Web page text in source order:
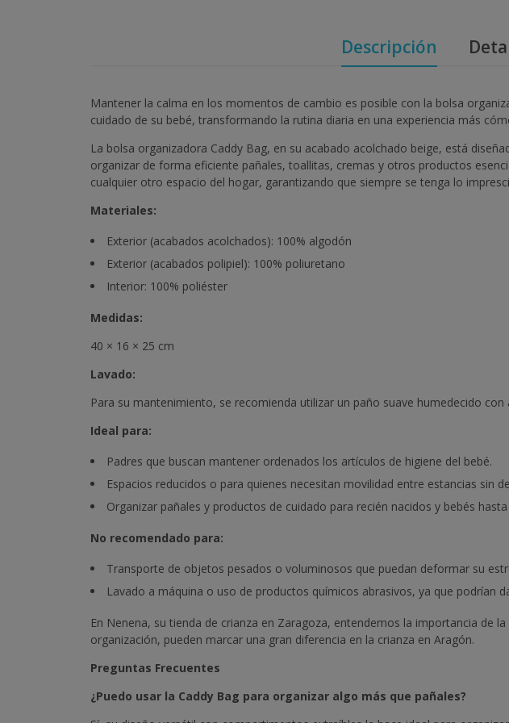
Descripción
Mantener la calma en los momentos de cambio es posible con la bolsa
cuidado de su bebé, transformando la rutina diaria en una experiencia más
La bolsa organizadora Caddy Bag, en su acabado acolchado beige, está
organizar de forma eficiente pañales, toallitas, cremas y otros productos
cualquier otro espacio del hogar, garantizando que siempre se tenga lo
Materiales:
Exterior (acabados acolchados): 100% algodón
Exterior (acabados polipiel): 100% poliuretano
Interior: 100% poliéster
Medidas:
40 × 16 × 25 cm
Lavado:
Para su mantenimiento, se recomienda utilizar un paño suave humedecido
Ideal para:
Padres que buscan mantener ordenados los artículos de higiene del bebé.
Espacios reducidos o para quienes necesitan movilidad entre estancias sin
Organizar pañales y productos de cuidado para recién nacidos y bebés
No recomendado para:
Transporte de objetos pesados o voluminosos que puedan deformar su
Lavado a máquina o uso de productos químicos abrasivos, ya que podrían
En Nenena, su tienda de crianza en Zaragoza, entendemos la importancia de
organización, pueden marcar una gran diferencia en la crianza en Aragón.
Preguntas Frecuentes
¿Puedo usar la Caddy Bag para organizar algo más que pañales?